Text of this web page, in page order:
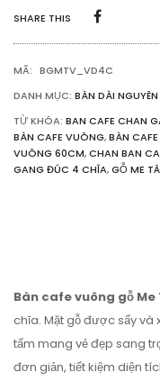
ĐÚC
4
SỐ
SHARE THIS
MÃ: BGMTV_VD4C
DANH MỤC: BÀN DÀI
TỪ KHÓA: BAN CAFE CHAN
BÀN CAFE VUÔNG,BÀN
VUÔNG 60CM,CHAN BAN
GANG ĐÚC 4 CHĨA,GỖ ME
Bàn cafe vuông gỗ Me
chĩa. Mặt gỗ được sấy và
tấm mang vẻ đẹp sang
đơn giản, tiết kiệm diện